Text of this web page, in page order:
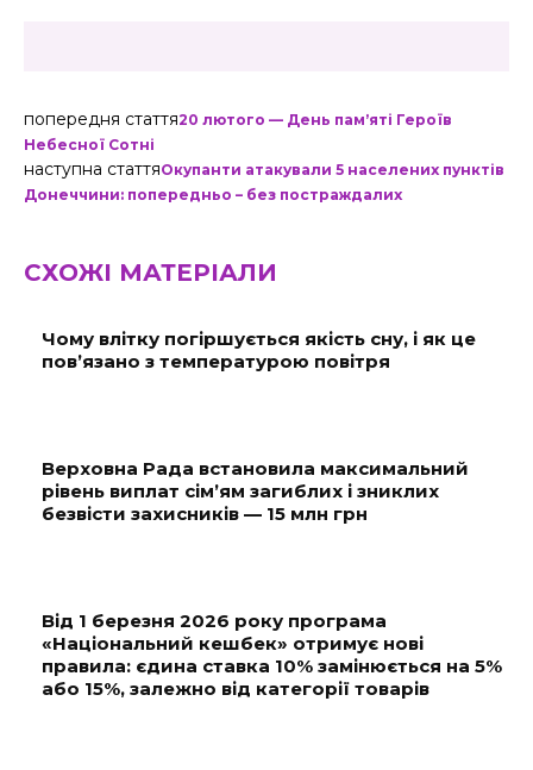
попередня стаття20 лютого — День памʼяті Героїв
Небесної Сотні
наступна статтяОкупанти атакували 5 населених пунктів
Донеччини: попередньо – без постраждалих
СХОЖІ МАТЕРІАЛИ
Чому влітку погіршується якість сну, і як це
пов’язано з температурою повітря
Верховна Рада встановила максимальний
рівень виплат сім’ям загиблих і зниклих
безвісти захисників — 15 млн грн
Від 1 березня 2026 року програма
«Національний кешбек» отримує нові
правила: єдина ставка 10% замінюється на 5%
або 15%, залежно від категорії товарів